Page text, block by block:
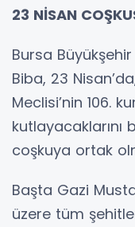
23 NİSAN
Bursa
Biba, 23
Meclisi’nin 106.
kutlayacaklarını
coşkuya ortak
Başta Gazi
üzere tüm